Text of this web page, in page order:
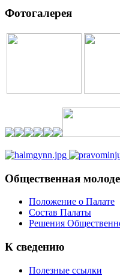
Фотогалерея
Общественная
Положение о Палате
Состав Палаты
Решения
К сведению
Полезные ссылки